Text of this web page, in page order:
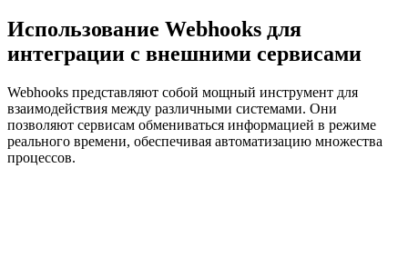
Использование Webhooks для
интеграции с внешними сервисами
Webhooks представляют собой мощный инструмент для
взаимодействия между различными системами. Они
позволяют сервисам обмениваться информацией в режиме
реального времени, обеспечивая автоматизацию множества
процессов.